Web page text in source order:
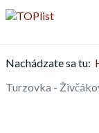
Nachádzate sa tu:
Turzovka -